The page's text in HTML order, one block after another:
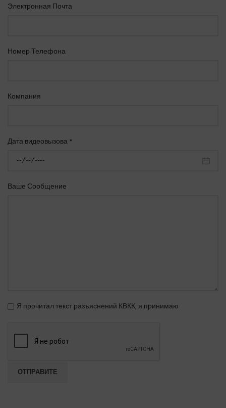
Электронная Почта
Номер Телефона
Компания
Дата видеовызова *
Ваше Сообщение
Я прочитал текст разъяснений КВКК, я принимаю